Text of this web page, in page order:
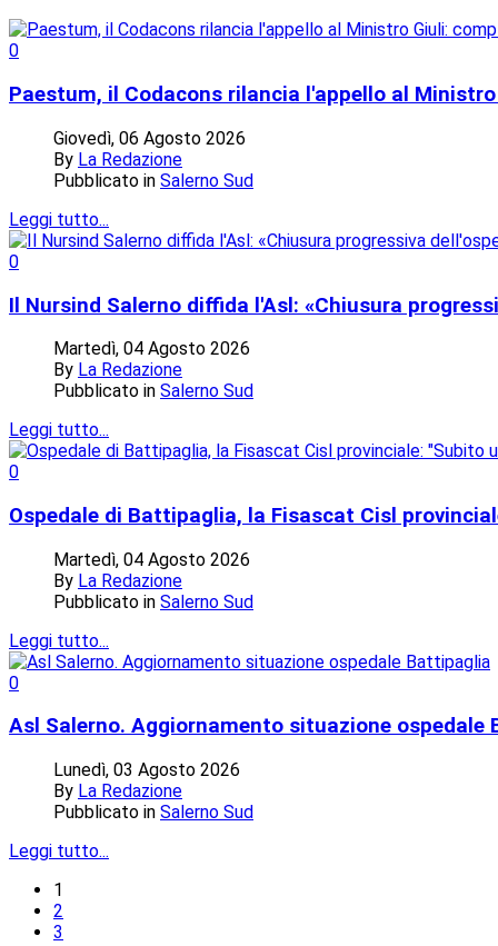
0
Paestum, il Codacons rilancia l'appello al
Giovedì, 06 Agosto 2026
By La Redazione
Pubblicato in Salerno Sud
Leggi tutto...
0
Il Nursind Salerno diffida l'Asl: «Chiusura
Martedì, 04 Agosto 2026
By La Redazione
Pubblicato in Salerno Sud
Leggi tutto...
0
Ospedale di Battipaglia, la Fisascat Cisl
Martedì, 04 Agosto 2026
By La Redazione
Pubblicato in Salerno Sud
Leggi tutto...
0
Asl Salerno. Aggiornamento situazione ospedale
Lunedì, 03 Agosto 2026
By La Redazione
Pubblicato in Salerno Sud
Leggi tutto...
1
2
3